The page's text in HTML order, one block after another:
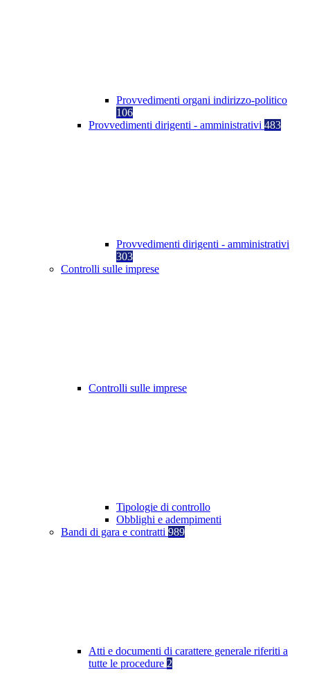
Provvedimenti organi indirizzo-politico
106
Provvedimenti dirigenti - amministrativi 483
Provvedimenti dirigenti - amministrativi
303
Controlli sulle imprese
Controlli sulle imprese
Tipologie di controllo
Obblighi e adempimenti
Bandi di gara e contratti 989
Atti e documenti di carattere generale riferiti a
tutte le procedure 2